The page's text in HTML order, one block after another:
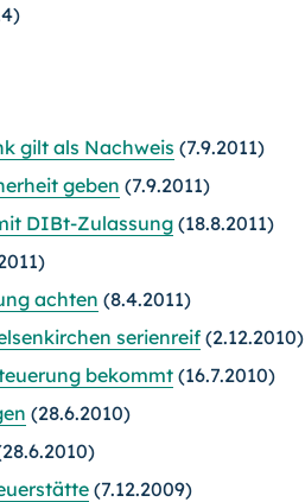
gilt als Nachweis (7.9.2011)
geben (7.9.2011)
DIBt-Zulassung(18.8.2011)
achten (8.4.2011)
serienreif(2.12.2010)
bekommt (16.7.2010)
(28.6.2010)
(7.12.2009)